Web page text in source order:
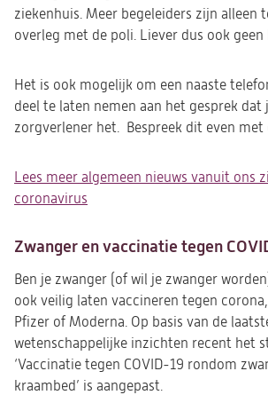
ziekenhuis. Meer begeleiders zijn alleen
overleg met de poli. Liever dus ook geen
Het is ook mogelijk om een naaste
deel te laten nemen aan het gesprek dat
zorgverlener het. Bespreek dit even met
Lees meer algemeen nieuws vanuit ons
coronavirus
Zwanger en vaccinatie tegen
Ben je zwanger (of wil je zwanger
ook veilig laten vaccineren tegen
Pfizer of Moderna. Op basis van de
wetenschappelijke inzichten recent het
‘Vaccinatie tegen COVID-19 rondom
kraambed’ is aangepast.